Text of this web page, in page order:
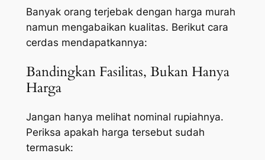
Banyak orang terjebak dengan harga murah
namun mengabaikan kualitas. Berikut cara
cerdas mendapatkannya:
Bandingkan Fasilitas, Bukan Hanya
Harga
Jangan hanya melihat nominal rupiahnya.
Periksa apakah harga tersebut sudah
termasuk: